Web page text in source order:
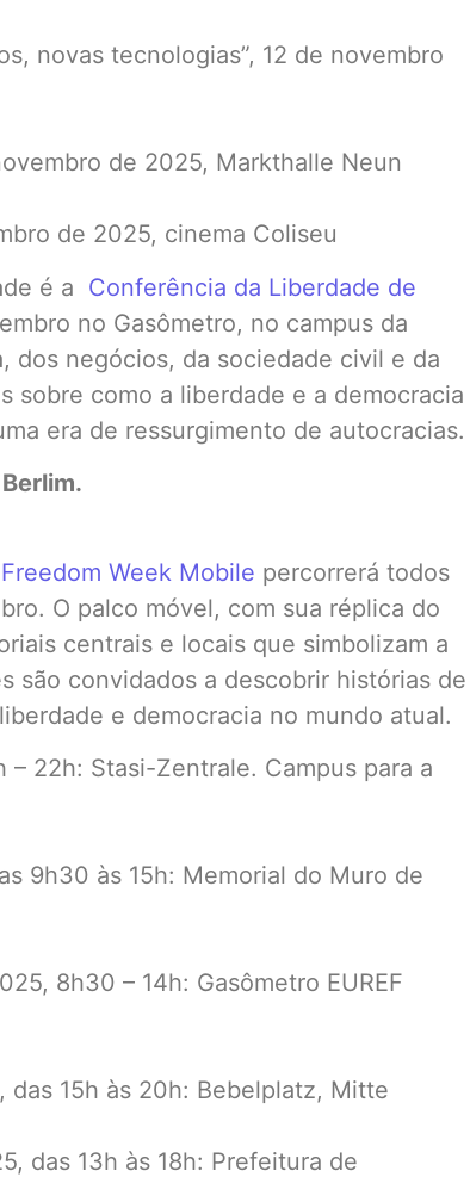
novas tecnologias”, 12 de novembro
de 2025, Markthalle Neun
de 2025, cinema Coliseu
é a Conferência da Liberdade de
no Gasômetro, no campus da
dos negócios, da sociedade civil e da
sobre como a liberdade e a democracia
era de ressurgimento de autocracias.
Week Mobile percorrerá todos
O palco móvel, com sua réplica do
centrais e locais que simbolizam a
são convidados a descobrir histórias de
e democracia no mundo atual.
22h: Stasi-Zentrale. Campus para a
9h30 às 15h: Memorial do Muro de
8h30 – 14h: Gasômetro EUREF
das 15h às 20h: Bebelplatz, Mitte
das 13h às 18h: Prefeitura de